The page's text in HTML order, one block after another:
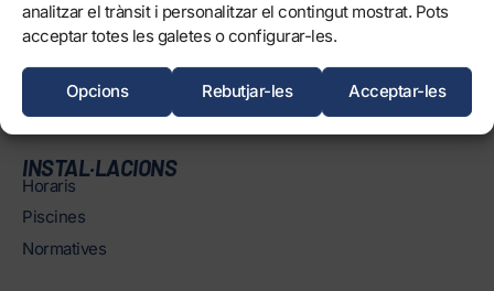
analitzar el trànsit i personalitzar el contingut mostrat. Pots
acceptar totes les galetes o configurar-les.
Acceptar-les
Rebutjar-les
Opcions
Informació corporativa i transparència
Treballa amb nosaltres
Protecció dels Infants
Objectius de Desenvolupament Sostenible
INSTAL·LACIONS
Horaris
Piscines
Normatives